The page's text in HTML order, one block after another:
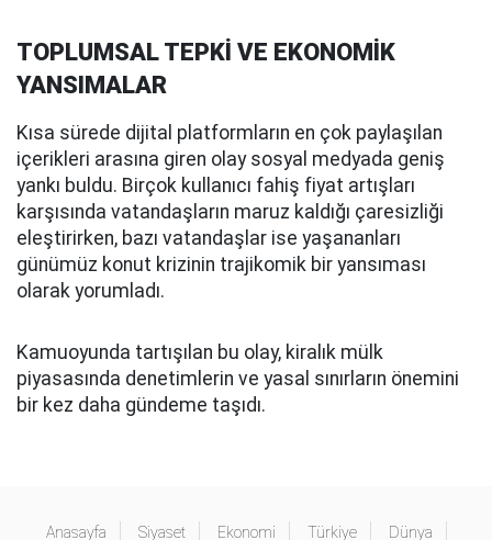
TOPLUMSAL TEPKİ VE EKONOMİK
YANSIMALAR
Kısa sürede dijital platformların en çok paylaşılan
içerikleri arasına giren olay sosyal medyada geniş
yankı buldu. Birçok kullanıcı fahiş fiyat artışları
karşısında vatandaşların maruz kaldığı çaresizliği
eleştirirken, bazı vatandaşlar ise yaşananları
günümüz konut krizinin trajikomik bir yansıması
olarak yorumladı.
Kamuoyunda tartışılan bu olay, kiralık mülk
piyasasında denetimlerin ve yasal sınırların önemini
bir kez daha gündeme taşıdı.
Anasayfa Siyaset Ekonomi Türkiye Dünya